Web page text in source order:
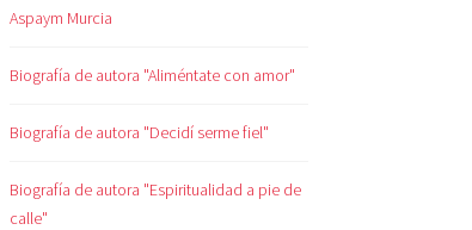
Aspaym Murcia
Biografía de autora "Aliméntate con amor"
Biografía de autora "Decidí serme fiel"
Biografía de autora "Espiritualidad a pie de
calle"